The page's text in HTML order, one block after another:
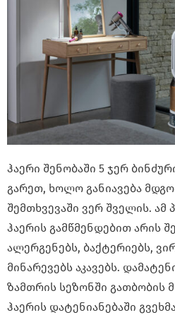
ჰაერი შენობაში 5 ჯერ
გარეთ, ხოლო განიავება
შემთხვევაში ვერ შველის.
ჰაერის გამწმენდებით არის
ალერგენებს, ბაქტერიებს,
მინარევებს აკავებს.
ზამთრის სეზონში გათბობის
ჰაერის დატენიანებაში